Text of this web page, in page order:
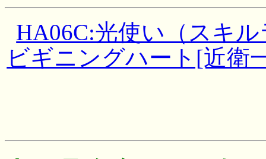
HA06C:光使い（スキ
ビギニングハート[近衛